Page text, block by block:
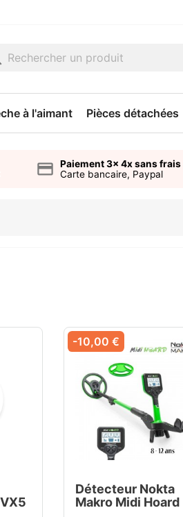
à l'aimant Pièces détachées
credit_card
Paiement 3x 4x sans frais
Carte bancaire, Paypal
Détecteur Nokta
Makro Midi Hoard
-10,00 €